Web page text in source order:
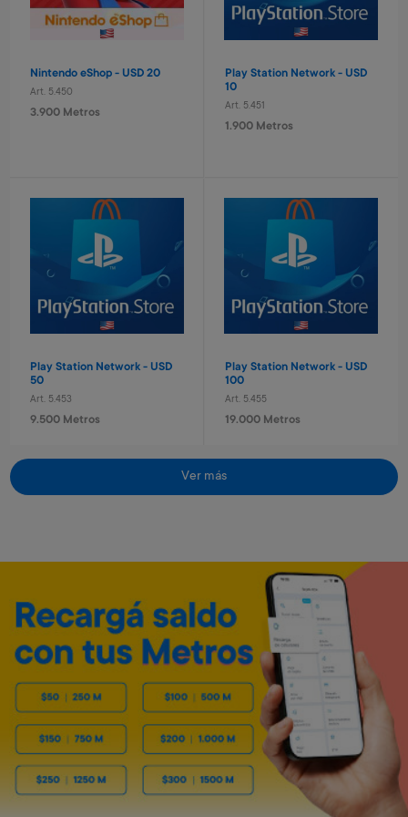
260 Metros + 4 x $90
380 Metros + 4 x $120
Puzzle progresivo Bluey
Art. 1.979
380 Metros + 4 x $120
Juego de bingo Bluey
Art. 1.980
280 Metros + 4 x $90
Art. 319
260 Metros + 4 x $80
Art. 320
1.300 Metros
260 Metros + 4 x $80
Nintendo eShop - USD 20
Art. 5.450
3.900 Metros
Play Station Network - USD
10
Art. 5.451
1.900 Metros
Play Station Network - USD
50
Art. 5.453
9.500 Metros
Play Station Network - USD
100
Art. 5.455
19.000 Metros
Roblox - USD 50
Art. 5.458
9.500 Metros
Minecraft - 1720 minecoins
Art. 5.459
1.400 Metros
Ver más